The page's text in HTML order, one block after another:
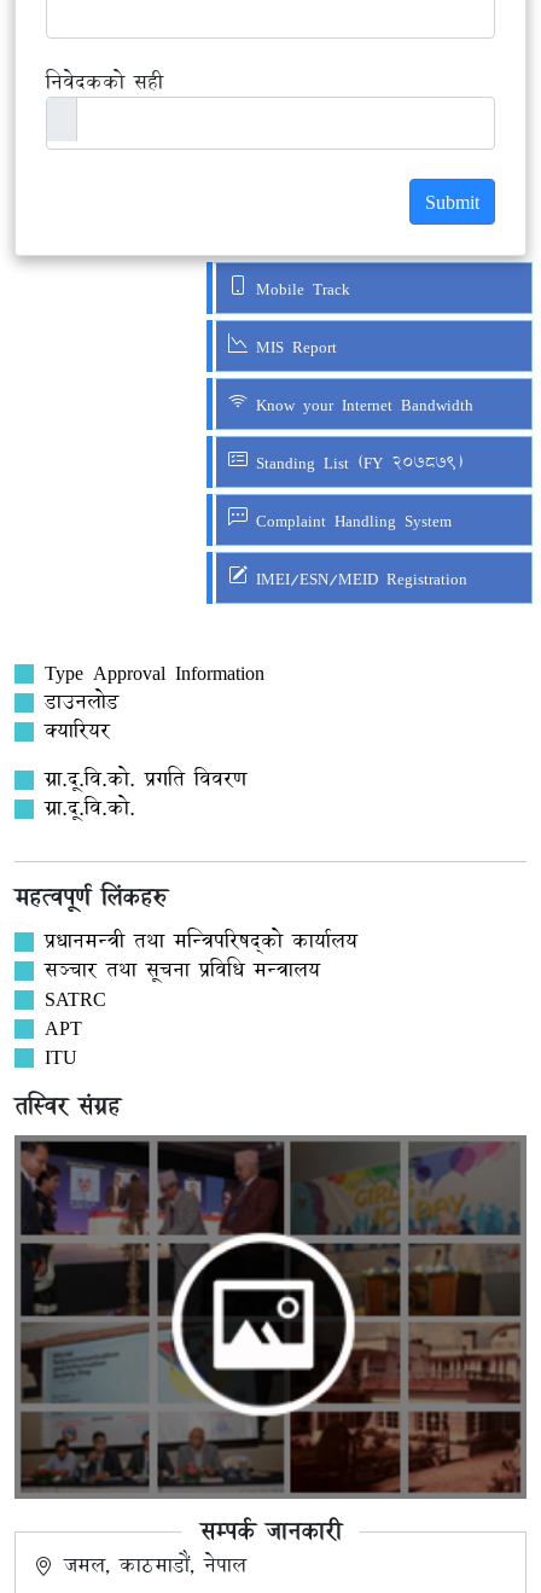
निवेदकको सही
Submit
Mobile Track
MIS Report
Know your Internet Bandwidth
Standing List (FY 207879)
Complaint Handling System
IMEI/ESN/MEID Registration
Type Approval Information
डाउनलोड
क्यारियर
ग्रा.दू.वि.को. प्रगति विवरण
ग्रा.दू.वि.को.
महत्वपूर्ण लिंकहरु
प्रधानमन्त्री तथा मन्त्रिपरिषद्को कार्यालय
सञ्‍चार तथा सूचना प्रविधि मन्त्रालय
SATRC
APT
ITU
तस्विर संग्रह
सम्पर्क जानकारी
जमल, काठमाडौं, नेपाल